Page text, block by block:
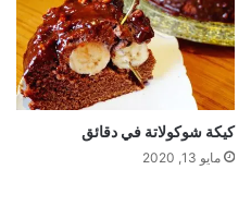
كيكة شوكولاتة في دقائق
مايو 13, 2020